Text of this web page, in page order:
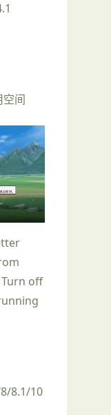
空间
off
8.1/10